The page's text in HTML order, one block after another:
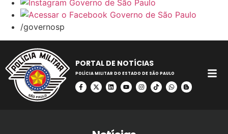
/governosp
PORTAL DE NOTÍCIAS
POLÍCIA MILITAR DO ESTADO DE SÃO PAULO